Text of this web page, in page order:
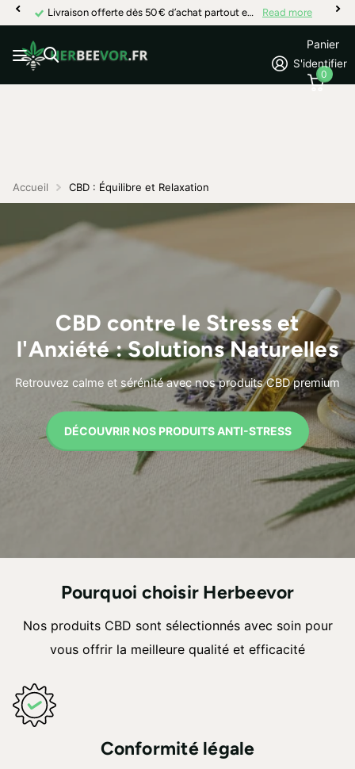
Livraison offerte dès 50 € d’achat partout en France Read more
S'identifier
Panier
0
Accueil CBD : Équilibre et Relaxation
CBD contre le Stress et
l'Anxiété : Solutions Naturelles
Retrouvez calme et sérénité avec nos produits CBD premium
DÉCOUVRIR NOS PRODUITS ANTI-STRESS
Pourquoi choisir Herbeevor
Nos produits CBD sont sélectionnés avec soin pour
vous offrir la meilleure qualité et efficacité
Conformité légale